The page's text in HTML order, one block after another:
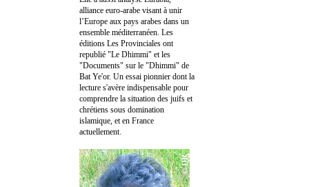
alliance euro-arabe visant à unir
l’Europe aux pays arabes dans un
ensemble méditerranéen. Les
éditions Les Provinciales ont
republié "Le Dhimmi" et les
"Documents" sur le "Dhimmi" de
Bat Ye'or. Un essai pionnier dont la
lecture s'avère indispensable pour
comprendre la situation des juifs et
chrétiens sous domination
islamique, et en France
actuellement.